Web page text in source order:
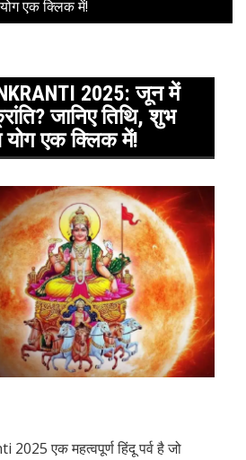
एक क्लिक में!
2025: जून में
जानिए तिथि, शुभ
योग एक क्लिक में!
एक महत्वपूर्ण हिंदू पर्व है जो